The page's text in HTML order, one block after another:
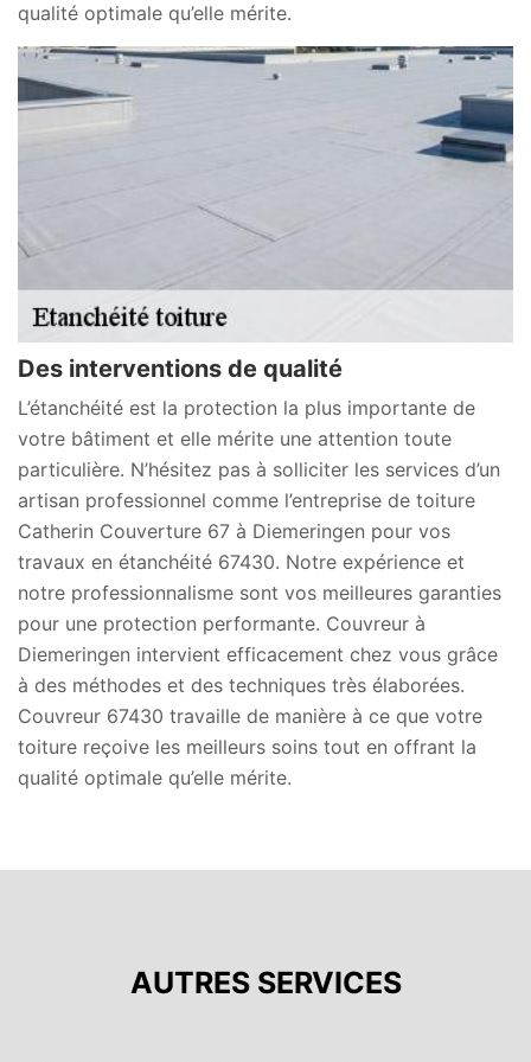
qualité optimale qu’elle mérite.
Des interventions de qualité
L’étanchéité est la protection la plus importante de
votre bâtiment et elle mérite une attention toute
particulière. N’hésitez pas à solliciter les services d’un
artisan professionnel comme l’entreprise de toiture
Catherin Couverture 67 à Diemeringen pour vos
travaux en étanchéité 67430. Notre expérience et
notre professionnalisme sont vos meilleures garanties
pour une protection performante. Couvreur à
Diemeringen intervient efficacement chez vous grâce
à des méthodes et des techniques très élaborées.
Couvreur 67430 travaille de manière à ce que votre
toiture reçoive les meilleurs soins tout en offrant la
qualité optimale qu’elle mérite.
AUTRES SERVICES